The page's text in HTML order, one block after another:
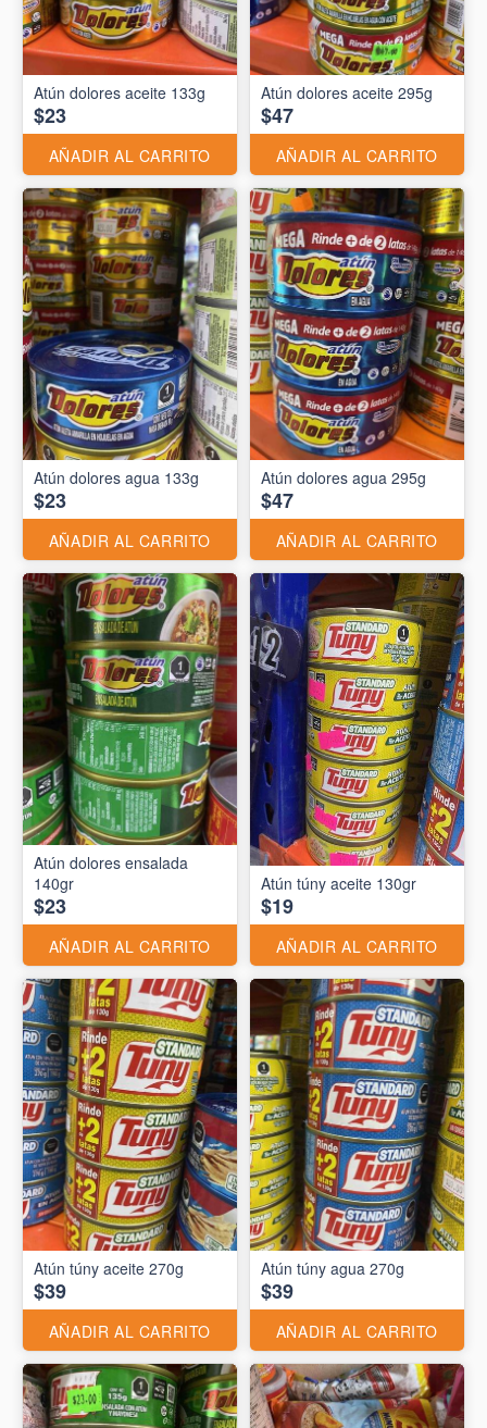
Atún dolores aceite 133g
$23
AÑADIR AL CARRITO
Atún dolores aceite 295g
$47
AÑADIR AL CARRITO
Atún dolores agua 133g
$23
AÑADIR AL CARRITO
Atún dolores agua 295g
$47
AÑADIR AL CARRITO
Atún dolores ensalada
140gr
$23
AÑADIR AL CARRITO
Atún túny aceite 130gr
$19
AÑADIR AL CARRITO
Atún túny aceite 270g
$39
AÑADIR AL CARRITO
Atún túny agua 270g
$39
AÑADIR AL CARRITO